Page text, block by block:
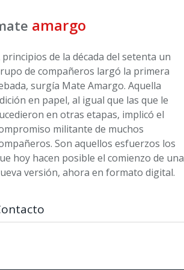
amargo
principios de la década del setenta un
de compañeros largó la primera
surgía Mate Amargo. Aquella
en papel, al igual que las que le
en otras etapas, implicó el
militante de muchos
Son aquellos esfuerzos los
hoy hacen posible el comienzo de una
versión, ahora en formato digital.